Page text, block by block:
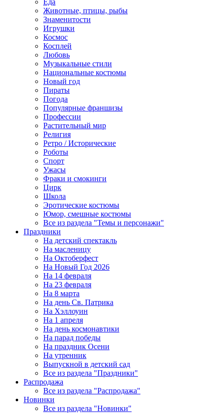
Еда
Животные, птицы, рыбы
Знаменитости
Игрушки
Космос
Косплей
Любовь
Музыкальные стили
Национальные костюмы
Новый год
Пираты
Погода
Популярные франшизы
Профессии
Растительный мир
Религия
Ретро / Исторические
Роботы
Спорт
Ужасы
Фраки и смокинги
Цирк
Школа
Эротические костюмы
Юмор, смешные костюмы
Все из раздела "Темы и персонажи"
Праздники
На детский спектакль
На масленицу
На Октоберфест
На Новый Год 2026
На 14 февраля
На 23 февраля
На 8 марта
На день Св. Патрика
На Хэллоуин
На 1 апреля
На день космонавтики
На парад победы
На праздник Осени
На утренник
Выпускной в детский сад
Все из раздела "Праздники"
Распродажа
Все из раздела "Распродажа"
Новинки
Все из раздела "Новинки"